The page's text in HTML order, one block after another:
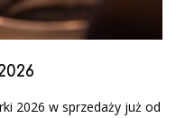
2026 w sprzedaży już od